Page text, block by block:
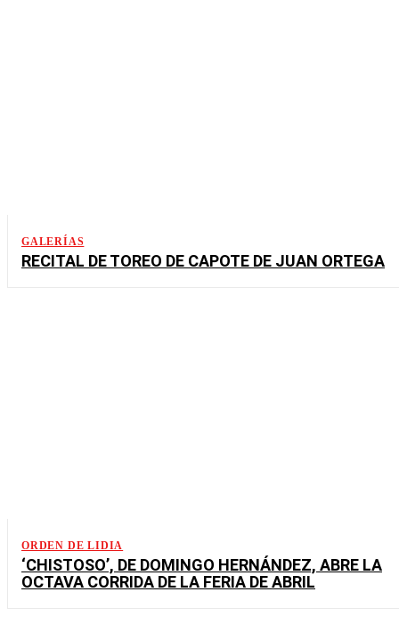
GALERÍAS
RECITAL DE TOREO DE CAPOTE DE JUAN ORTEGA
ORDEN DE LIDIA
‘CHISTOSO’, DE DOMINGO HERNÁNDEZ, ABRE LA
OCTAVA CORRIDA DE LA FERIA DE ABRIL